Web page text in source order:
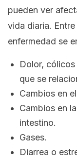
pueden ver
vida diaria.
enfermedad se
Dolor,
que se
Cambios en
Cambios en
intestino.
Gases.
Diarrea o